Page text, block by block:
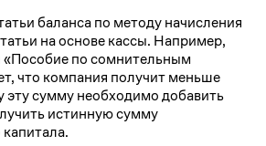
баланса по методу начисления
на основе кассы. Например,
«Пособие по сомнительным
что компания получит меньше
эту сумму необходимо добавить
истинную сумму